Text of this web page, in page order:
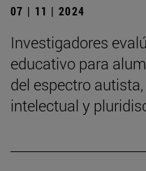
07 | 11 | 2024
Investigadores
educativo para
del espectro
intelectual y